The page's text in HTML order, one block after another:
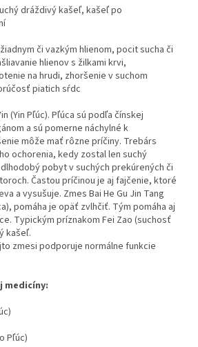
dráždivý kašeľ, kašeľ po
či vazkým hlienom, pocit sucha či
hlienov s žilkami krvi,
na hrudi, zhoršenie v suchom
piatich sŕdc
(Yin Pľúc). Pľúca sú podľa čínskej
a sú pomerne náchylné k
môže mať rôzne príčiny. Trebárs
ochorenia, kedy zostal len suchý
pobyt v suchých prekúrených či
Častou príčinou je aj fajčenie, ktoré
a vysušuje. Zmes Bai He Gu Jin Tang
pomáha je opäť zvlhčiť. Tým pomáha aj
Typickým príznakom Fei Zao (suchosť
kašeľ.
zmesi podporuje normálne funkcie
medicíny:
Pľúc)